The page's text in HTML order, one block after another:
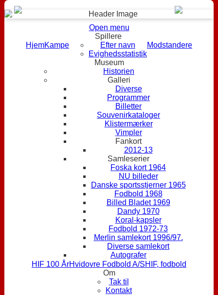
Open menu
HjemKampe
Spillere
Efter navn
Evighedsstatistik
Modstandere
Museum
Historien
Galleri
Diverse
Programmer
Billetter
Souvenirkataloger
Klistermærker
Vimpler
Fankort
2012-13
Samleserier
Foska kort 1964
NU billeder
Danske sportsstjerner 1965
Fodbold 1968
Billed Bladet 1969
Dandy 1970
Koral-kapsler
Fodbold 1972-73
Merlin samlekort 1996/97.
Diverse samlekort
Autografer
HIF 100 ÅrHvidovre Fodbold A/SHIF, fodbold
Om
Tak til
Kontakt